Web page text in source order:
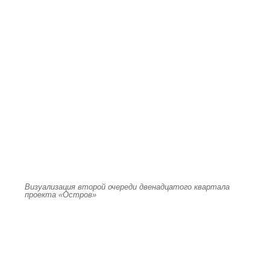
Визуализация второй очереди двенадцатого квартала
проекта «Остров»